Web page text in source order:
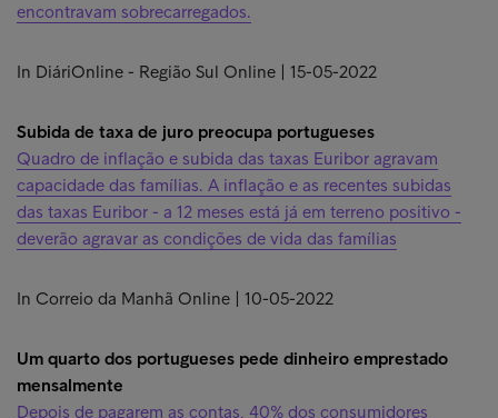
encontravam sobrecarregados.
In DiáriOnline - Região Sul Online | 15-05-2022
Subida de taxa de juro preocupa portugueses
Quadro de inflação e subida das taxas Euribor agravam
capacidade das famílias. A inflação e as recentes subidas
das taxas Euribor - a 12 meses está já em terreno positivo -
deverão agravar as condições de vida das famílias
In Correio da Manhã Online | 10-05-2022
Um quarto dos portugueses pede dinheiro emprestado
mensalmente
Depois de pagarem as contas, 40% dos consumidores